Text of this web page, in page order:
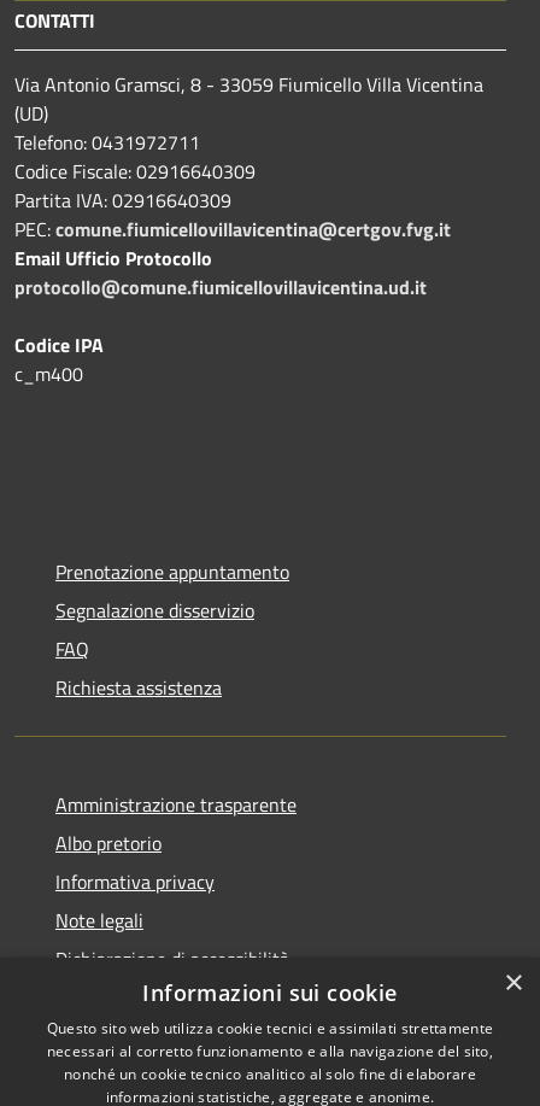
CONTATTI
Via Antonio Gramsci, 8 - 33059 Fiumicello Villa Vicentina
(UD)
Telefono: 0431972711
Codice Fiscale: 02916640309
Partita IVA: 02916640309
PEC:comune.fiumicellovillavicentina@certgov.fvg.it
Email Ufficio Protocollo
protocollo@comune.fiumicellovillavicentina.ud.it
Codice IPA
c_m400
Prenotazione appuntamento
Segnalazione disservizio
FAQ
Richiesta assistenza
Amministrazione trasparente
Albo pretorio
Informativa privacy
Note legali
Dichiarazione di accessibilità
×
Informazioni sui cookie
Questo sito web utilizza cookie tecnici e assimilati strettamente
necessari al corretto funzionamento e alla navigazione del sito,
nonché un cookie tecnico analitico al solo fine di elaborare
informazioni statistiche, aggregate e anonime.